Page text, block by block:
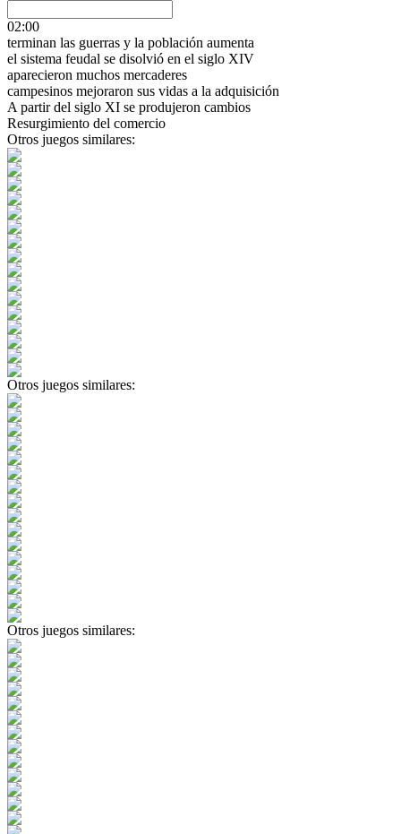
02:00
terminan las guerras y la población aumenta
el sistema feudal se disolvió en el siglo XIV
aparecieron muchos mercaderes
campesinos mejoraron sus vidas a la adquisición
A partir del siglo XI se produjeron cambios
Resurgimiento del comercio
Otros juegos similares:
Otros juegos similares:
Otros juegos similares: